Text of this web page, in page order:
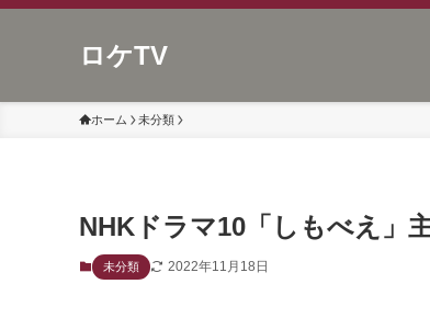
ロケTV
ホーム 未分類
NHKドラマ10「しもべえ」
未分類 2022年11月18日